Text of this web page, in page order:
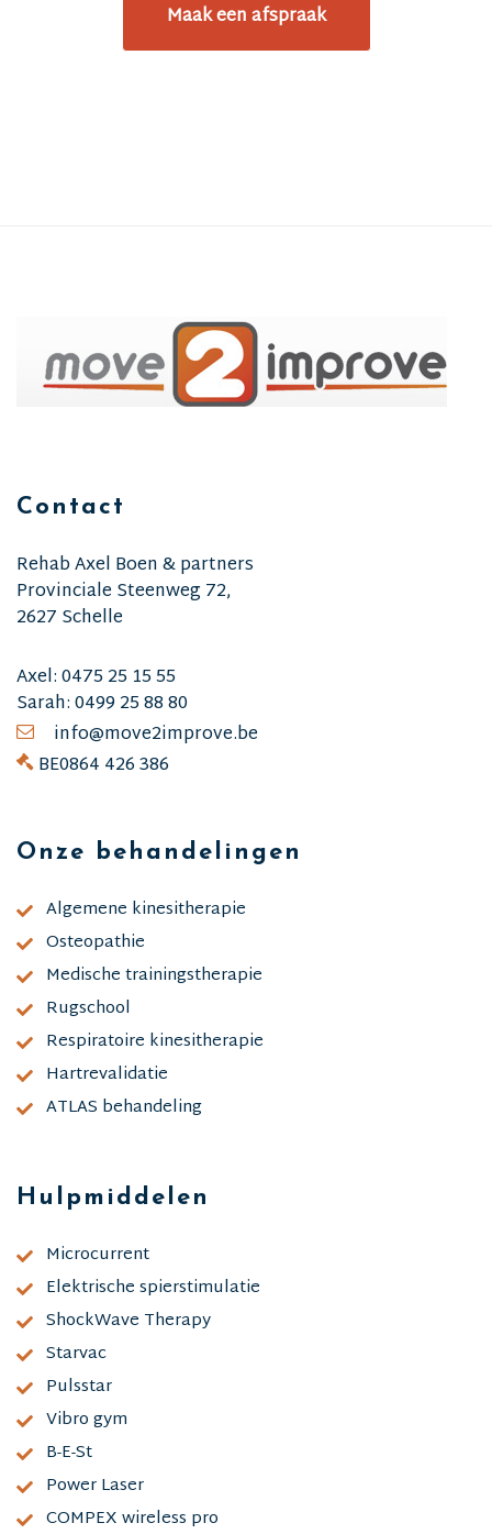
Maak een afspraak
Contact
Rehab Axel Boen & partners
Provinciale Steenweg 72,
2627 Schelle
Axel:0475 25 15 55
Sarah:0499 25 88 80
info@move2improve.be
BE0864 426 386
Onze behandelingen
Algemene kinesitherapie
Osteopathie
Medische trainingstherapie
Rugschool
Respiratoire kinesitherapie
Hartrevalidatie
ATLAS behandeling
Hulpmiddelen
Microcurrent
Elektrische spierstimulatie
ShockWave Therapy
Starvac
Pulsstar
Vibro gym
B-E-St
Power Laser
COMPEX wireless pro